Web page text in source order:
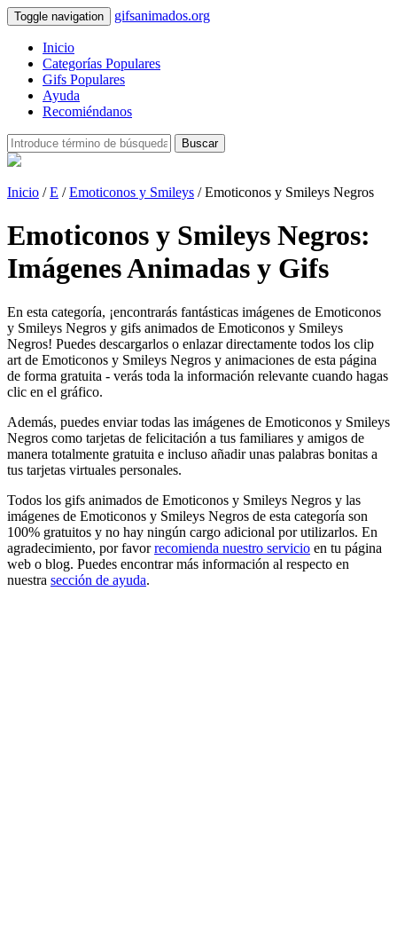
Toggle navigation gifsanimados.org
Inicio
Categorías Populares
Gifs Populares
Ayuda
Recomiéndanos
Buscar
Inicio /E /Emoticonos y Smileys / Emoticonos y Smileys Negros
Emoticonos y Smileys Negros:
Imágenes Animadas y Gifs
En esta categoría, ¡encontrarás fantásticas imágenes de Emoticonos
y Smileys Negros y gifs animados de Emoticonos y Smileys
Negros! Puedes descargarlos o enlazar directamente todos los clip
art de Emoticonos y Smileys Negros y animaciones de esta página
de forma gratuita - verás toda la información relevante cuando hagas
clic en el gráfico.
Además, puedes enviar todas las imágenes de Emoticonos y Smileys
Negros como tarjetas de felicitación a tus familiares y amigos de
manera totalmente gratuita e incluso añadir unas palabras bonitas a
tus tarjetas virtuales personales.
Todos los gifs animados de Emoticonos y Smileys Negros y las
imágenes de Emoticonos y Smileys Negros de esta categoría son
100% gratuitos y no hay ningún cargo adicional por utilizarlos. En
agradecimiento, por favorrecomienda nuestro servicio en tu página
web o blog. Puedes encontrar más información al respecto en
nuestra sección de ayuda.